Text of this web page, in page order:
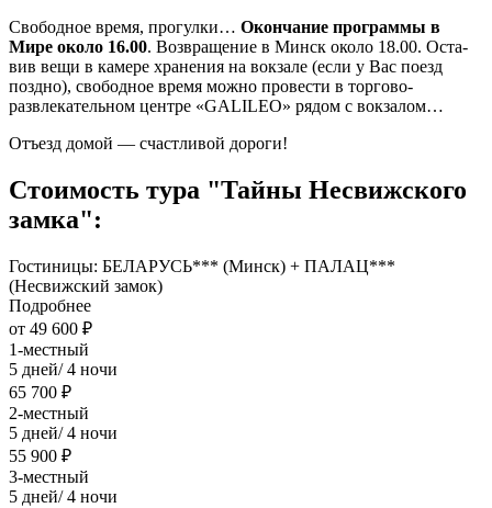
Сво­бод­ное вре­мя, про­гул­ки… Окон­ча­ние про­грам­мы в
Мире око­ло 16.00. Воз­вра­ще­ние в Минск око­ло 18.00. Оста­
вив ве­щи в ка­ме­ре хра­не­ния на вок­за­ле (ес­ли у Вас по­езд
позд­но), свободное вре­мя мож­но про­ве­сти в торгово-
развлекательном цен­тре «GALILEO» ря­дом с вок­за­лом…
Отъ­езд до­мой — счаст­ли­вой до­ро­ги!
Стоимость тура "Тайны Несвижского
замка":
Гостиницы: БЕЛАРУСЬ*** (Минск) + ПАЛАЦ***
(Несвижский замок)
Подробнее
от 49 600 ₽
1-местный
5 дней/ 4 ночи
65 700 ₽
2-местный
5 дней/ 4 ночи
55 900 ₽
3-местный
5 дней/ 4 ночи